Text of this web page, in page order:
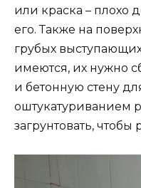
или краска – плохо
его. Также на
грубых
имеются, их нужно
и бетонную стену
оштукатуриванием
загрунтовать, чтобы